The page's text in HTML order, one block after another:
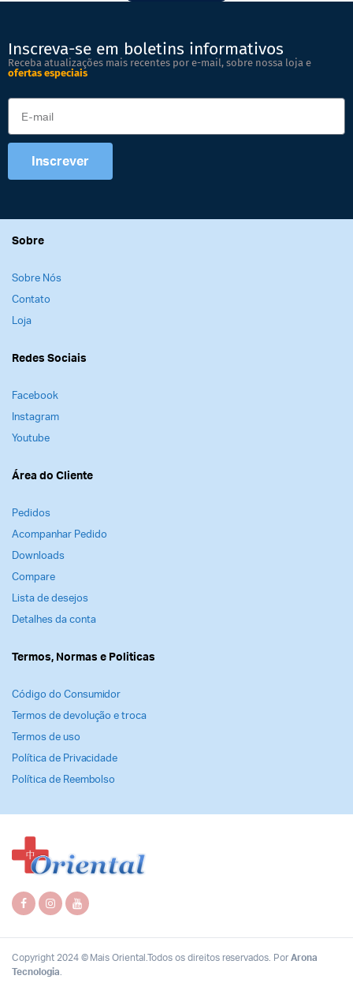
Inscreva-se em boletins informativos
Receba atualizações mais recentes por e-mail, sobre nossa loja e
ofertas especiais
Inscrever
Sobre
Sobre Nós
Contato
Loja
Redes Sociais
Facebook
Instagram
Youtube
Área do Cliente
Pedidos
Acompanhar Pedido
Downloads
Compare
Lista de desejos
Detalhes da conta
Termos, Normas e Politicas
Código do Consumidor
Termos de devolução e troca
Termos de uso
Política de Privacidade
Política de Reembolso
Copyright 2024 © Mais Oriental.Todos os direitos reservados. PorArona
Tecnologia